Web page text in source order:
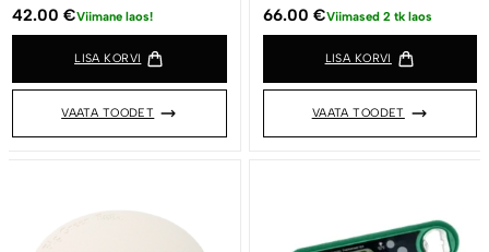
42.00 €Viimane laos!
LISA KORVI
VAATA TOODET
66.00 €Viimased 2 tk laos
LISA KORVI
VAATA TOODET